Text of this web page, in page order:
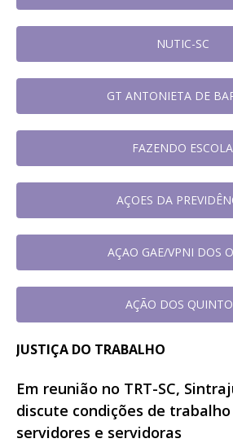
NUTIC-SC
GT ANTONIETA DE
FAZENDO ESCOLA
AÇOES DA
AÇAO GAE/VPNI DOS
AÇÃO DOS
JUSTIÇA DO TRABALHO
Em reunião no TRT-SC,
discute condições de
servidores e servidoras